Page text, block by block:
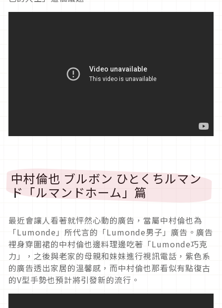
中村倫也 ブルボン ひとくちルマン
ド「ルマンドホーム」篇
最近會讓人看著就怦然心動的廣告，當屬中村倫也為
「Lumonde」所代言的「Lumonde男子」廣告。廣告
裡身穿圍裙的中村倫也邊料理邊吃著「Lumonde巧克
力」，之後與老家的母親和妹妹進行視訊電話，紫色系
的廣告透出家居的溫馨感，而中村倫也那看似有點復古
的V型手勢也預計將引發新的流行。